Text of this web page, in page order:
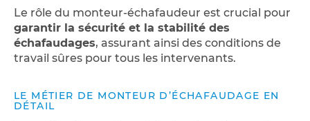
Le rôle du monteur-échafaudeur est crucial pour
garantir la sécurité et la stabilité des
échafaudages, assurant ainsi des conditions de
travail sûres pour tous les intervenants.
LE MÉTIER DE MONTEUR D’ÉCHAFAUDAGE EN
DÉTAIL